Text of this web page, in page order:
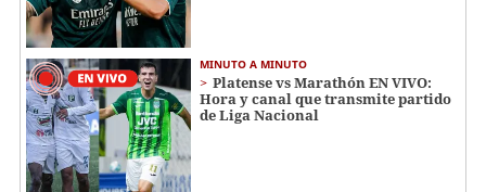
MINUTO A MINUTO
Platense vs Marathón EN VIVO:
Hora y canal que transmite partido
de Liga Nacional